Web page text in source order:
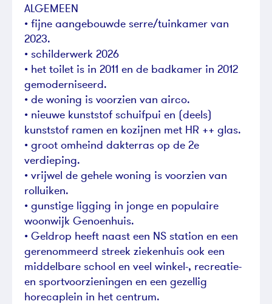
ALGEMEEN
• fijne aangebouwde serre/tuinkamer van
2023.
• schilderwerk 2026
• het toilet is in 2011 en de badkamer in 2012
gemoderniseerd.
• de woning is voorzien van airco.
• nieuwe kunststof schuifpui en (deels)
kunststof ramen en kozijnen met HR ++ glas.
• groot omheind dakterras op de 2e
verdieping.
• vrijwel de gehele woning is voorzien van
rolluiken.
• gunstige ligging in jonge en populaire
woonwijk Genoenhuis.
• Geldrop heeft naast een NS station en een
gerenommeerd streek ziekenhuis ook een
middelbare school en veel winkel-, recreatie-
en sportvoorzieningen en een gezellig
horecaplein in het centrum.